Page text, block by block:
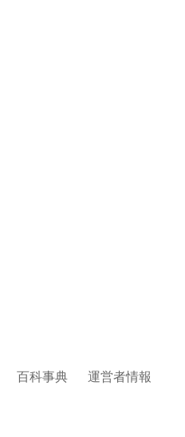
百科事典 運営者情報